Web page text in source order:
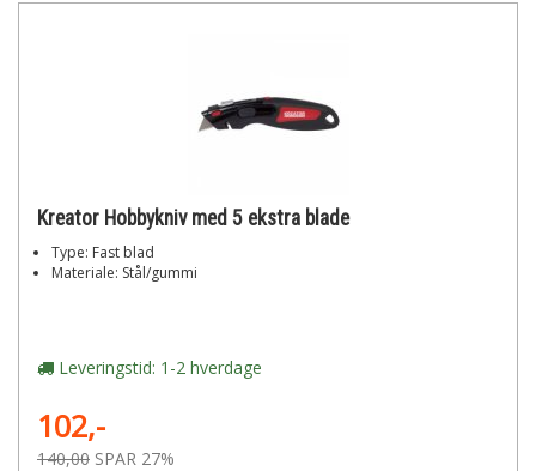
Kreator Hobbykniv med 5 ekstra blade
Type: Fast blad
Materiale: Stål/gummi
Leveringstid: 1-2 hverdage
102,-
140,00 SPAR 27%